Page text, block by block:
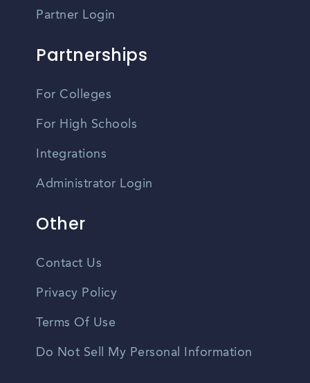
Partner Login
Partnerships
For Colleges
For High Schools
Integrations
Administrator Login
Other
Contact Us
Privacy Policy
Terms Of Use
Do Not Sell My Personal Information